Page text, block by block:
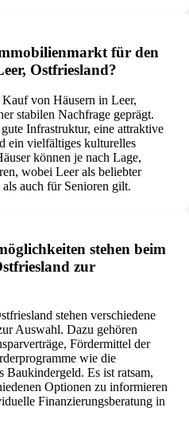
für den
Ostfriesland?
von Häusern in Leer,
stabilen Nachfrage geprägt.
Infrastruktur, eine attraktive
ein vielfältiges kulturelles
können je nach Lage,
wobei Leer als beliebter
auch für Senioren gilt.
stehen beim
zur
stehen verschiedene
Auswahl. Dazu gehören
Fördermittel der
wie die
Baukindergeld. Es ist ratsam,
Optionen zu informieren
Finanzierungsberatung in